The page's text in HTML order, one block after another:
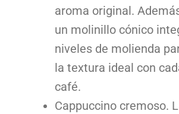
aroma original.
un molinillo cónico
niveles de molienda
la textura ideal con
café.
Cappuccino cremoso.